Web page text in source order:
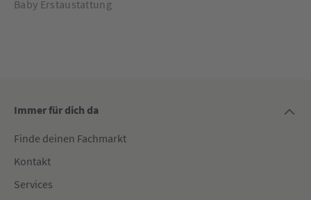
Baby Erstaustattung
Immer für dich da
Finde deinen Fachmarkt
Kontakt
Services